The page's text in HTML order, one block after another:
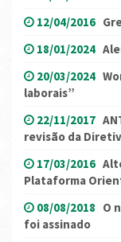
12/04/2016
18/01/2024
20/03/2024
laborais”
22/11/2017
revisão da
17/03/2016
Plataforma
08/08/2018 O
foi assinado